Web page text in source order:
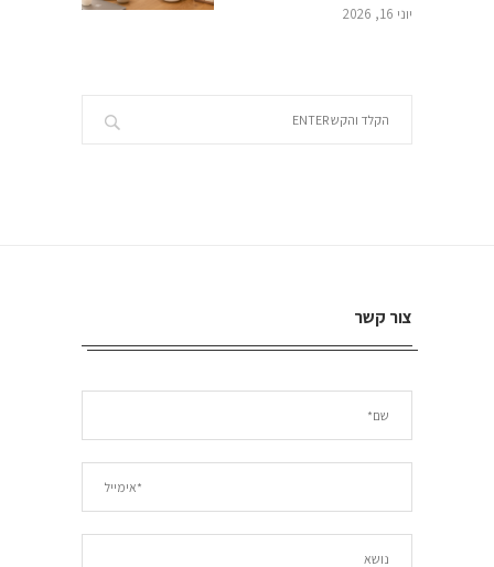
יוני 16, 2026
צור קשר